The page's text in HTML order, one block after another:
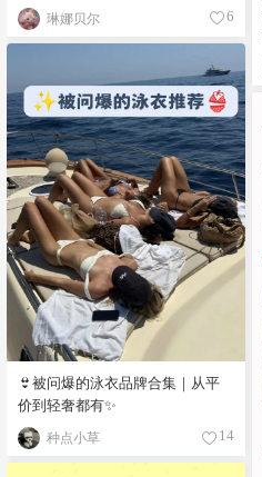
琳娜贝尔 6
👙被问爆的泳衣品牌合集｜从平
价到轻奢都有✨
种点小草 14